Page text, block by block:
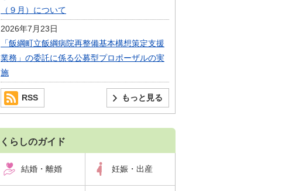
（９月）について
2026年7月23日
「飯綱町立飯綱病院再整備基本構想策定支援
業務」の委託に係る公募型プロポーザルの実
施
もっと見る
RSS
くらしのガイド
結婚・離婚 妊娠・出産